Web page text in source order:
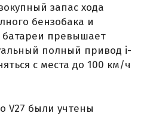
запас хода
бензобака и
батареи превышает
полный привод i-
с места до 100 км/ч
V27 были учтены